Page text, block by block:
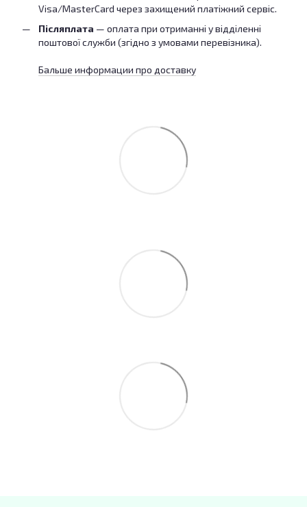
Visa/MasterCard через захищений платіжний сервіс.
Післяплата — оплата при отриманні у відділенні
поштової служби (згідно з умовами перевізника).
Бальше информации про доставку